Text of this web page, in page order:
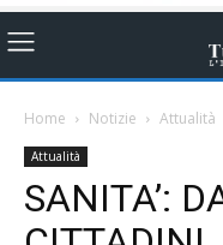
Home Notizie Attualità
Attualità
SANITA’: